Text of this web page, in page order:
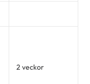
2 veckor